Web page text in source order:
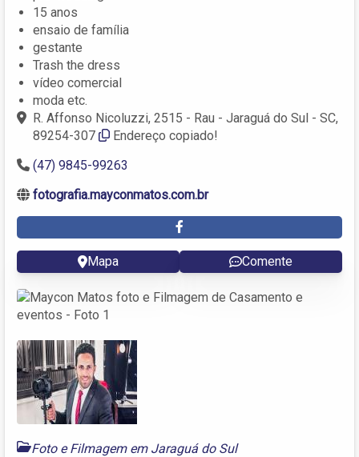
15 anos
ensaio de família
gestante
Trash the dress
vídeo comercial
moda etc.
R. Affonso Nicoluzzi, 2515 - Rau - Jaraguá do Sul - SC,
89254-307
Endereço copiado!
(47) 9845-99263
fotografia.mayconmatos.com.br
Mapa Comente
Foto e Filmagem em Jaraguá do Sul